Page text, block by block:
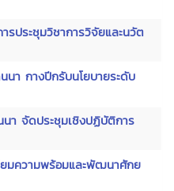
รประชุมวิชาการวิจัยและนวัต
นา กางปีกรับนโยบายระดับ
า จัดประชุมเชิงปฏิบัติการ
มความพร้อมและพัฒนาศักย